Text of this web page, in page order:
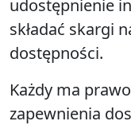
udostępnienie
składać skargi
dostępności.
Każdy ma
zapewnienia